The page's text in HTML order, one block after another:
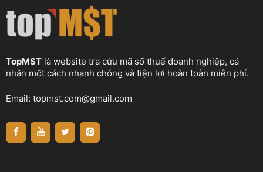
TopMST là website tra cứu mã số thuế doanh nghiệp, cá
nhân một cách nhanh chóng và tiện lợi hoàn toàn miễn phí.
Email: topmst.com@gmail.com